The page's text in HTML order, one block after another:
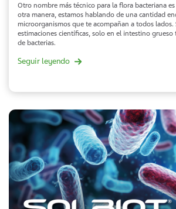
Otro nombre más técnico para la flora bacteriana
otra manera, estamos hablando de una cantidad
microorganismos que te acompañan a todos lados.
estimaciones científicas, solo en el intestino
de bacterias.
Seguir leyendo